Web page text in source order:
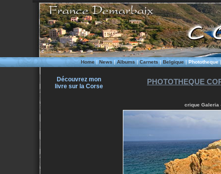
Home|News|Albums|Carnets|Belgique|Phototheque
Découvrez mon
livre sur la Corse
PHOTOTHEQUE
crique Galeria